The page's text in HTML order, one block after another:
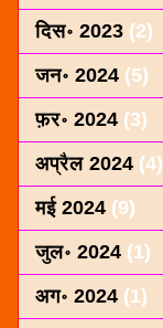
दिस॰ 2023 (2)
जन॰ 2024 (5)
फ़र॰ 2024 (3)
अप्रैल 2024 (4)
मई 2024 (9)
जुल॰ 2024 (1)
अग॰ 2024 (1)